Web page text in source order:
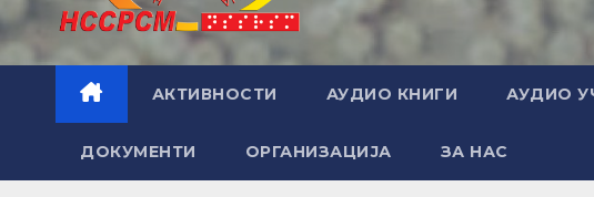
АКТИВНОСТИ АУДИО КНИГИ АУДИО
ДОКУМЕНТИ ОРГАНИЗАЦИЈА ЗА НАС